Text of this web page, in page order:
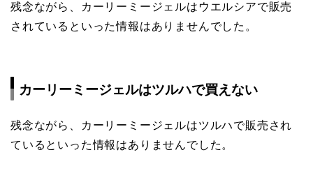
残念ながら、カーリーミージェルはウエルシアで販売
されているといった情報はありませんでした。
カーリーミージェルはツルハで買えない
残念ながら、カーリーミージェルはツルハで販売され
ているといった情報はありませんでした。